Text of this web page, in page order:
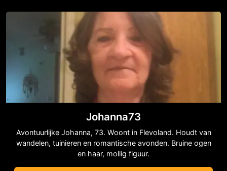
Johanna73
Avontuurlijke Johanna, 73. Woont in Flevoland. Houdt van
wandelen, tuinieren en romantische avonden. Bruine ogen
en haar, mollig figuur.